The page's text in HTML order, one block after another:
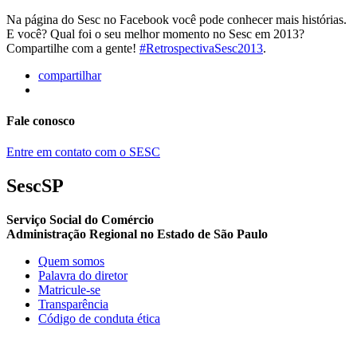
Na página do Sesc no Facebook você pode conhecer mais histórias.
E você? Qual foi o seu melhor momento no Sesc em 2013?
Compartilhe com a gente! #RetrospectivaSesc2013.
compartilhar
Fale conosco
Entre em contato com o SESC
SescSP
Serviço Social do Comércio
Administração Regional no Estado de São Paulo
Quem somos
Palavra do diretor
Matricule-se
Transparência
Código de conduta ética